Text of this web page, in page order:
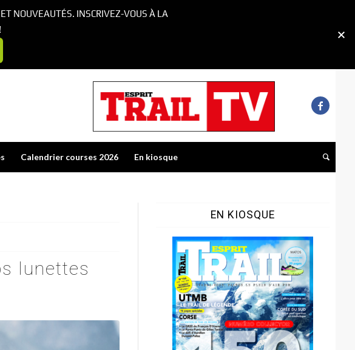
Calendrier courses 2026 En kiosque
lunettes
EN KIOSQUE
NOUVEAUTÉS. INSCRIVEZ-VOUS À LA